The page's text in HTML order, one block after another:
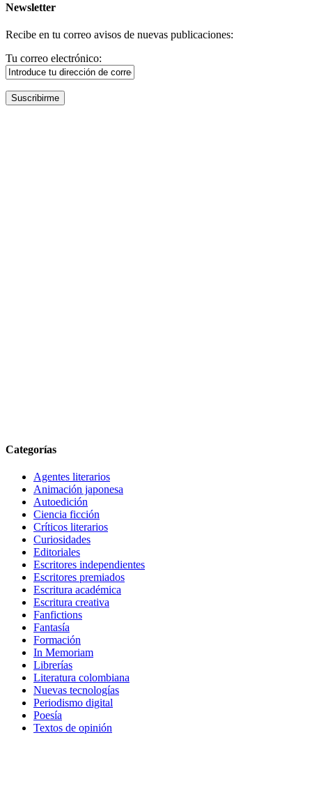
Newsletter
Recibe en tu correo avisos de nuevas publicaciones:
Tu correo electrónico:
Categorías
Agentes literarios
Animación japonesa
Autoedición
Ciencia ficción
Críticos literarios
Curiosidades
Editoriales
Escritores independientes
Escritores premiados
Escritura académica
Escritura creativa
Fanfictions
Fantasía
Formación
In Memoriam
Librerías
Literatura colombiana
Nuevas tecnologías
Periodismo digital
Poesía
Textos de opinión